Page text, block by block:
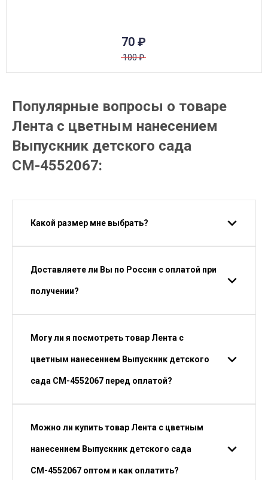
70 ₽
100₽
Популярные вопросы о товаре
Лента с цветным нанесением
Выпускник детского сада
СМ-4552067:
Какой размер мне выбрать?
Доставляете ли Вы по России с оплатой при
получении?
Могу ли я посмотреть товар Лента с
цветным нанесением Выпускник детского
сада СМ-4552067 перед оплатой?
Можно ли купить товар Лента с цветным
нанесением Выпускник детского сада
СМ-4552067 оптом и как оплатить?